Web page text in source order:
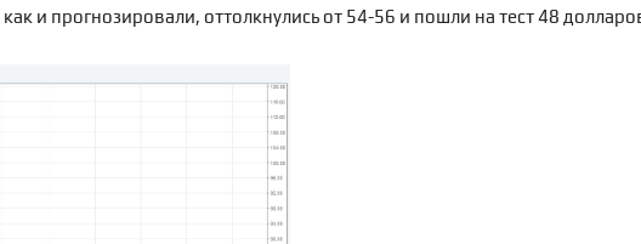
как и прогнозировали, оттолкнулись от 54-56 и пошли на тест 48